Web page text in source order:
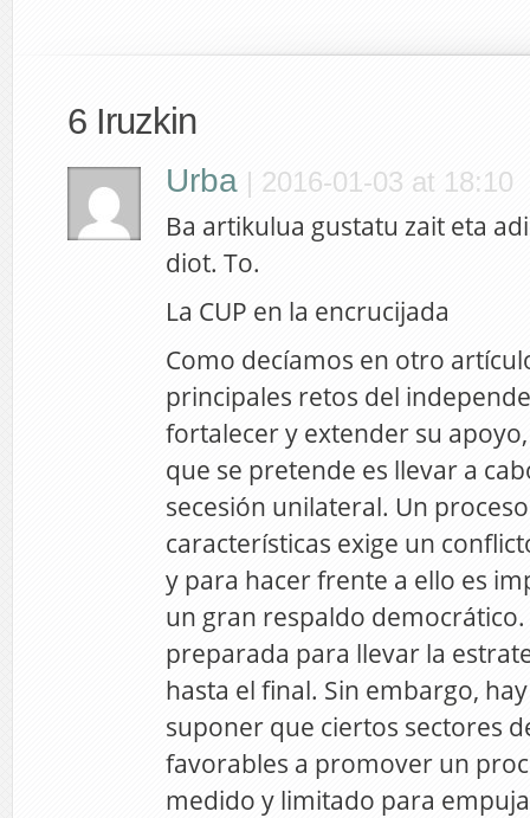
6 Iruzkin
Urba | 2016-01-03 at 18:10
Ba artikulua gustatu zait eta
diot. To.
La CUP en la encrucijada
Como decíamos en otro
principales retos del
fortalecer y extender su
que se pretende es llevar a
secesión unilateral. Un
características exige un
y para hacer frente a ello es
un gran respaldo democrático.
preparada para llevar la
hasta el final. Sin embargo,
suponer que ciertos sectores
favorables a promover un
medido y limitado para